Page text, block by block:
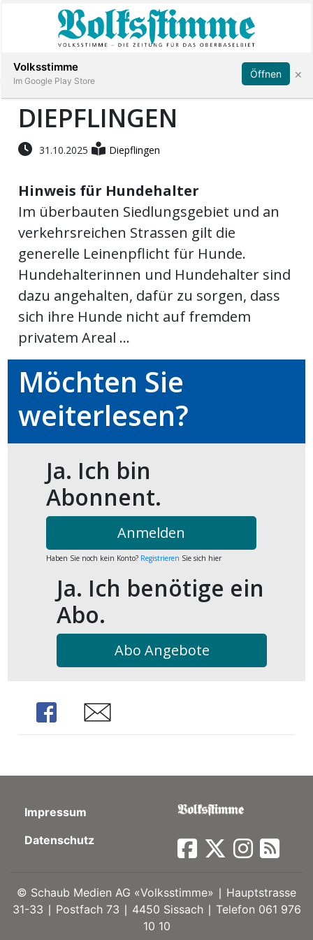
Immobilien
Stellen
E-
Paper
App
Fussball
Abonnieren Anmelden
DIEPFLINGEN
31.10.2025 Diepflingen
Hinweis für Hundehalter
Im überbauten Siedlungsgebiet und an
verkehrsreichen Strassen gilt die
generelle Leinenpflicht für Hunde.
Hundehalterinnen und Hundehalter sind
dazu angehalten, dafür zu sorgen, dass
sich ihre Hunde nicht auf fremdem
privatem Areal ...
Möchten Sie
weiterlesen?
Ja. Ich bin
Abonnent.
Anmelden
Haben Sie noch kein Konto? Registrieren Sie sich hier
Ja. Ich benötige ein
Abo.
Abo Angebote
Share Share
Impressum
Datenschutz
© Schaub Medien AG «Volksstimme» ∣ Hauptstrasse
31-33 ∣ Postfach 73 ∣ 4450 Sissach ∣ Telefon 061 976
10 10
Volksstimme
Im Google Play Store
Öffnen ×